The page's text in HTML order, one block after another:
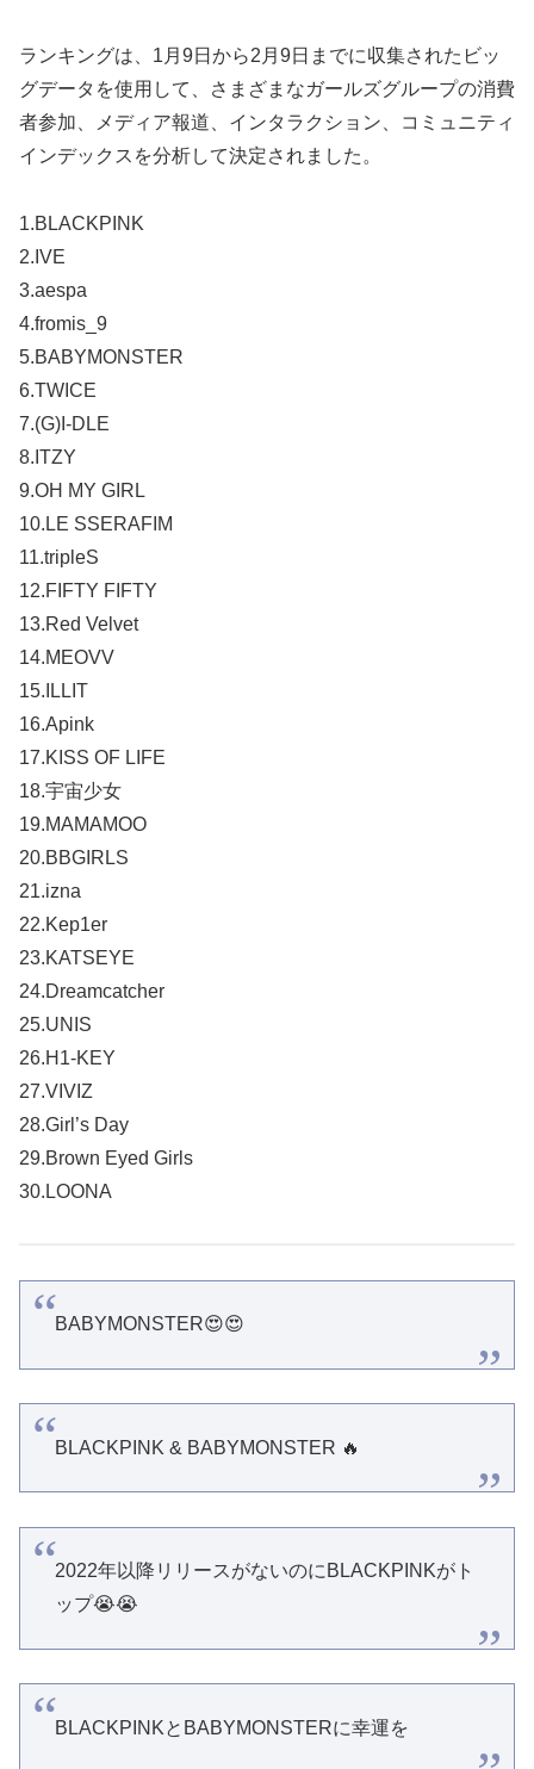
ランキングは、1月9日から2月9日までに収集されたビッ
グデータを使用して、さまざまなガールズグループの消費
者参加、メディア報道、インタラクション、コミュニティ
インデックスを分析して決定されました。
1.BLACKPINK
2.IVE
3.aespa
4.fromis_9
5.BABYMONSTER
6.TWICE
7.(G)I-DLE
8.ITZY
9.OH MY GIRL
10.LE SSERAFIM
11.tripleS
12.FIFTY FIFTY
13.Red Velvet
14.MEOVV
15.ILLIT
16.Apink
17.KISS OF LIFE
18.宇宙少女
19.MAMAMOO
20.BBGIRLS
21.izna
22.Kep1er
23.KATSEYE
24.Dreamcatcher
25.UNIS
26.H1-KEY
27.VIVIZ
28.Girl’s Day
29.Brown Eyed Girls
30.LOONA
BABYMONSTER😍😍
BLACKPINK & BABYMONSTER 🔥
2022年以降リリースがないのにBLACKPINKがト
ップ😭😭
BLACKPINKとBABYMONSTERに幸運を